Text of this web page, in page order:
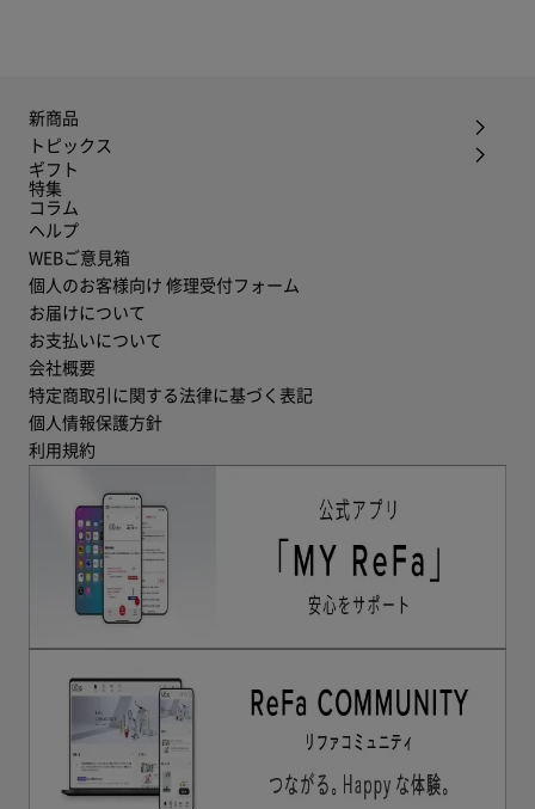
新商品
トピックス
ギフト
特集
コラム
ヘルプ
WEBご意見箱
個人のお客様向け 修理受付フォーム
お届けについて
お支払いについて
会社概要
特定商取引に関する法律に基づく表記
個人情報保護方針
利用規約